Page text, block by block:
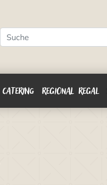
CATERING REGIONAL REGAL